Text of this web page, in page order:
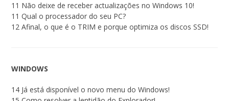
11 Não deixe de receber actualizações no Windows 10!
11 Qual o processador do seu PC?
12 Afinal, o que é o TRIM e porque optimiza os discos SSD!
WINDOWS
14 Já está disponível o novo menu do Windows!